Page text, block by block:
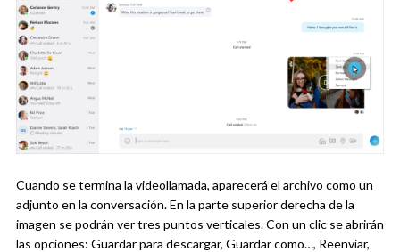
Cuando se termina la videollamada, aparecerá el archivo como un
adjunto en la conversación. En la parte superior derecha de la
imagen se podrán ver tres puntos verticales. Con un clic se abrirán
las opciones: Guardar para descargar, Guardar como…, Reenviar,